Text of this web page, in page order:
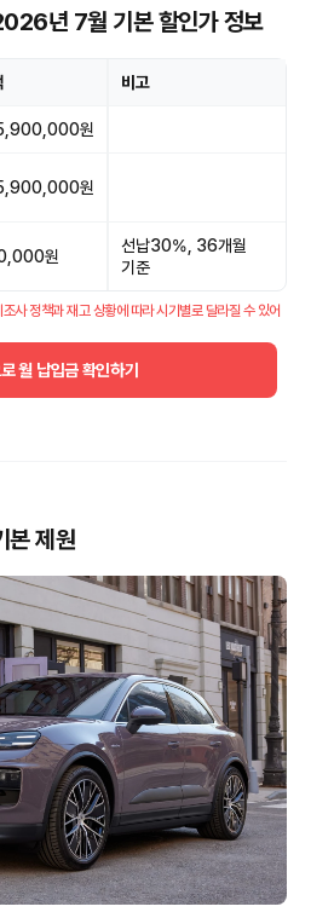
년 7월 기본 할인가 정보
비고
원
원
원
선납30%, 36개월
기준
사 정책과 재고 상황에 따라 시기별로 달라질 수 있어
월 납입금 확인하기
본 제원